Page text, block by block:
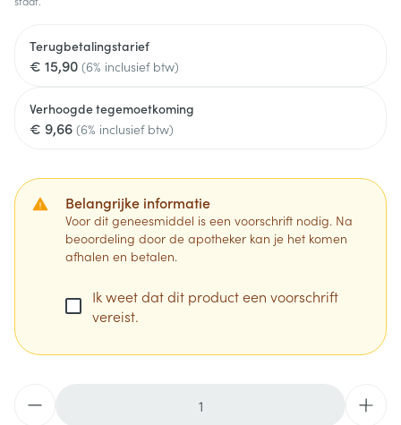
Terugbetalingstarief
€ 15,90 (6% inclusief btw)
Verhoogde tegemoetkoming
€ 9,66 (6% inclusief btw)
Belangrijke informatie
Voor dit geneesmiddel is een voorschrift nodig. Na
beoordeling door de apotheker kan je het komen
afhalen en betalen.
Ik weet dat dit product een voorschrift
vereist.